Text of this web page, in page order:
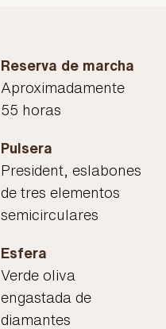
Reserva de marcha
Aproximadamente
55 horas
Pulsera
President, eslabones
de tres elementos
semicirculares
Esfera
Verde oliva
engastada de
diamantes